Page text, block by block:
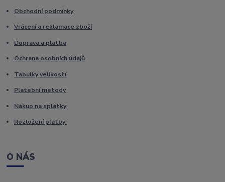
Obchodní podmínky
Vrácení a reklamace zboží
Doprava a platba
Ochrana osobních údajů
Tabulky velikostí
Platební metody
Nákup na splátky
Rozložení platby
O NÁS